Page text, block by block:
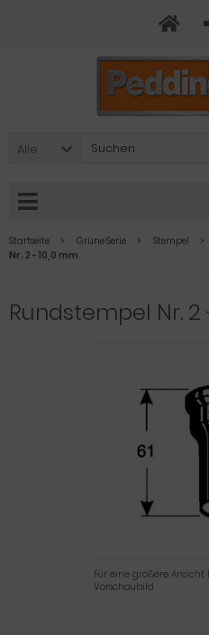
Alle
Startseite Grüne Serie Stempel
Nr. 2 - 10,0 mm
Rundstempel Nr. 2
Für eine größere Ansicht
Vorschaubild